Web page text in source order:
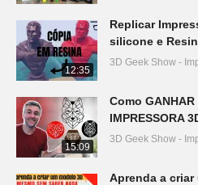
12:35
Replicar
silicone e
3D Geek Show -
15:09
Como
IMPRESSORA
3D Geek Show -
Aprenda a criar